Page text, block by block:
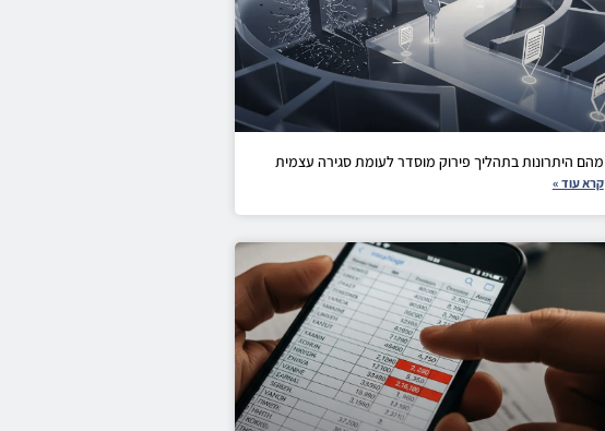
מהם היתרונות בתהליך פירוק מוסדר לעומת סגירה עצמית
קרא עוד »